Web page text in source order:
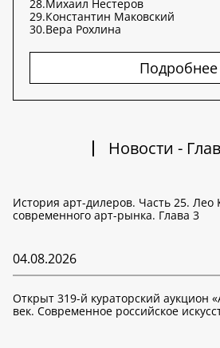
28.Михаил Нестеров
29.Константин Маковский
30.Вера Рохлина
Подробнее
Новости -
История арт-дилеров. Часть 25. Лео
современного арт-рынка. Глава 3
04.08.2026
Открыт 319-й кураторский аукцион
век. Современное российское